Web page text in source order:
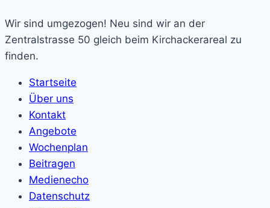
Wir sind umgezogen! Neu sind wir an der
Zentralstrasse 50 gleich beim Kirchackerareal zu
finden.
Startseite
Über uns
Kontakt
Angebote
Wochenplan
Beitragen
Medienecho
Datenschutz